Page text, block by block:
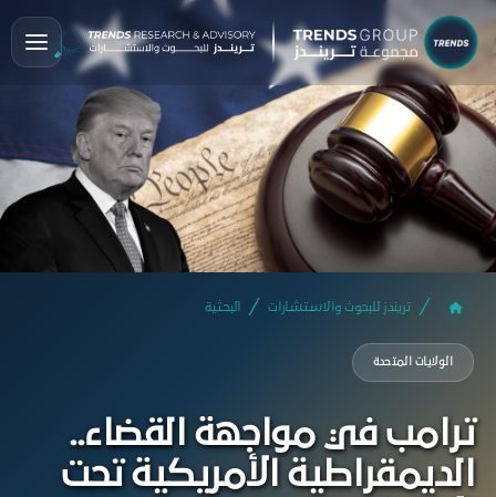
تريندز للبحوث والاستشارات البحثية
الولايات المتحدة
ترامب في مواجهة القضاء..
الديمقراطية الأمريكية تحت